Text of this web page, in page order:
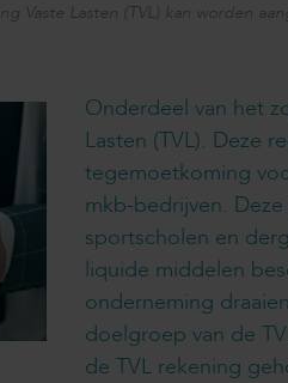
Vaste Lasten (TVL) kan worden
Onderdeel van het
Lasten (TVL). Deze
tegemoetkoming
mkb-bedrijven.
sportscholen en
liquide middelen
onderneming
doelgroep van de
de TVL rekening